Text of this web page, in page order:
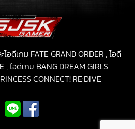
อดีเกม FATE GRAND ORDER , ไอดี
, ไอดีเกม BANG DREAM GIRLS
CONNECT! RE:DIVE